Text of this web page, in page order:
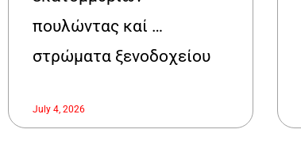
πουλώντας καί …
στρώματα ξενοδοχείου
July 4, 2026